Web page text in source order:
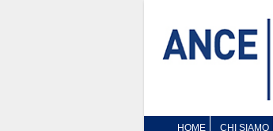
HOME CHI SIAMO